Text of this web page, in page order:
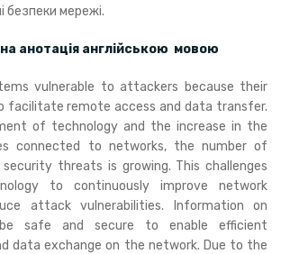
безпеки мережі.
анотація англійською мовою
vulnerable to attackers because their
facilitate remote access and data transfer.
of technology and the increase in the
connected to networks, the number of
threats is growing. This challenges
to continuously improve network
attack vulnerabilities. Information on
safe and secure to enable efficient
data exchange on the network. Due to the